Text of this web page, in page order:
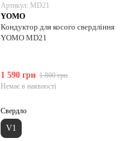
Артикул: MD21
YOMO
Кондуктор для косого свердління
YOMO MD21
1 590 грн 1 800 грн
Немає в наявності
Свердло
V1